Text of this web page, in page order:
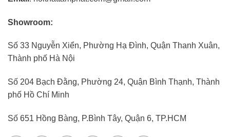
Showroom:
Số 33 Nguyễn Xiển, Phường Hạ Đình, Quận Thanh Xuân,
Thành phố Hà Nội
Số 204 Bạch Đằng, Phường 24, Quận Bình Thạnh, Thành
phố Hồ Chí Minh
Số 651 Hồng Bàng, P.Bình Tây, Quận 6, TP.HCM